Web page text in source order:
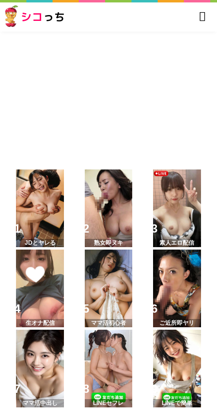
シコ っち
JDとヤレる 熟女即ヌキ 素人エロ配信
生オナ配信 ママ活初心者 ご近所即ヤリ
ママ活中出し LINEセフレ LINEで簡単